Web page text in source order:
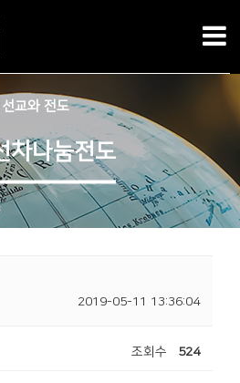
선교와 전도
차나눔전도
2019-05-11 13:36:04
조회수 524